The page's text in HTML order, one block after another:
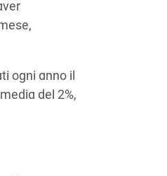
ogni anno il
del 2%,